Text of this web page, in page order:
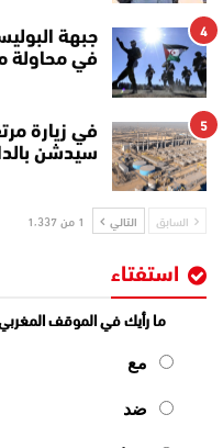
4
جبهة
في محاولة
5
في زيارة
سيدشن
السابق التالي 1 من 1٬337
استفتاء
ما رأيك في الموقف
مع
ضد